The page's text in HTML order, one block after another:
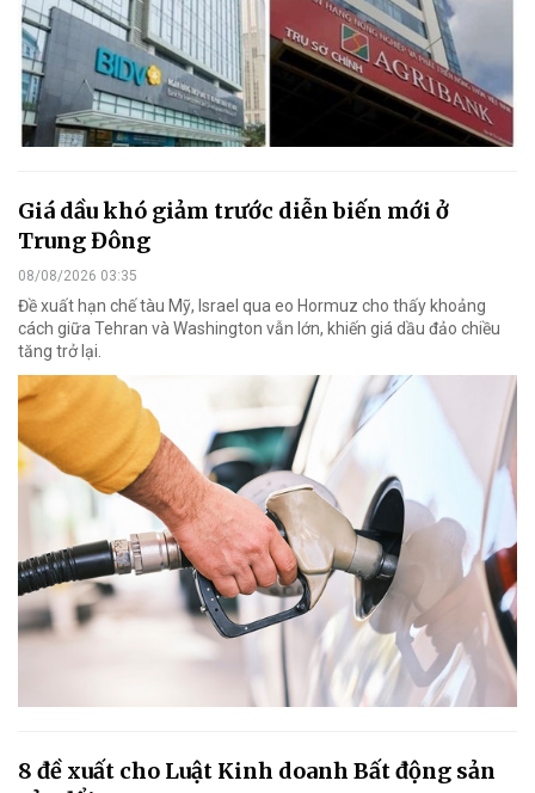
Giá dầu khó giảm trước diễn biến mới ở
Trung Đông
08/08/2026 03:35
Đề xuất hạn chế tàu Mỹ, Israel qua eo Hormuz cho thấy khoảng
cách giữa Tehran và Washington vẫn lớn, khiến giá dầu đảo chiều
tăng trở lại.
8 đề xuất cho Luật Kinh doanh Bất động sản